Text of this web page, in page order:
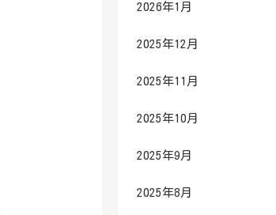
2026年1月
2025年12月
2025年11月
2025年10月
2025年9月
2025年8月